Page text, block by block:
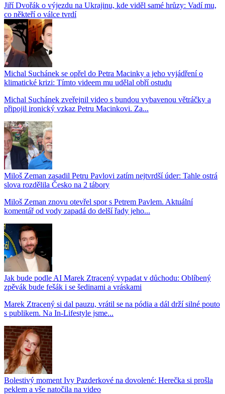
Jiří Dvořák o výjezdu na Ukrajinu, kde viděl samé hrůzy: Vadí mu,
co někteří o válce tvrdí
Michal Suchánek se opřel do Petra Macinky a jeho vyjádření o
klimatické krizi: Tímto videem mu udělal obří ostudu
Michal Suchánek zveřejnil video s bundou vybavenou větráčky a
připojil ironický vzkaz Petru Macinkovi. Za...
Miloš Zeman zasadil Petru Pavlovi zatím nejtvrdší úder: Tahle ostrá
slova rozdělila Česko na 2 tábory
Miloš Zeman znovu otevřel spor s Petrem Pavlem. Aktuální
komentář od vody zapadá do delší řady jeho...
Jak bude podle AI Marek Ztracený vypadat v důchodu: Oblíbený
zpěvák bude fešák i se šedinami a vráskami
Marek Ztracený si dal pauzu, vrátil se na pódia a dál drží silné pouto
s publikem. Na In-Lifestyle jsme...
Bolestivý moment Ivy Pazderkové na dovolené: Herečka si prošla
peklem a vše natočila na video